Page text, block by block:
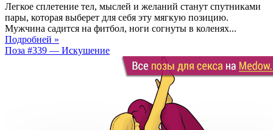
Легкое сплетение тел, мыслей и желаний станут спутниками
пары, которая выберет для себя эту мягкую позицию.
Мужчина садится на фитбол, ноги согнуты в коленях...
Подробней »
Поза #339 — Искушение